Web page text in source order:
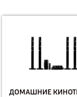
ДОМАШНИЕ